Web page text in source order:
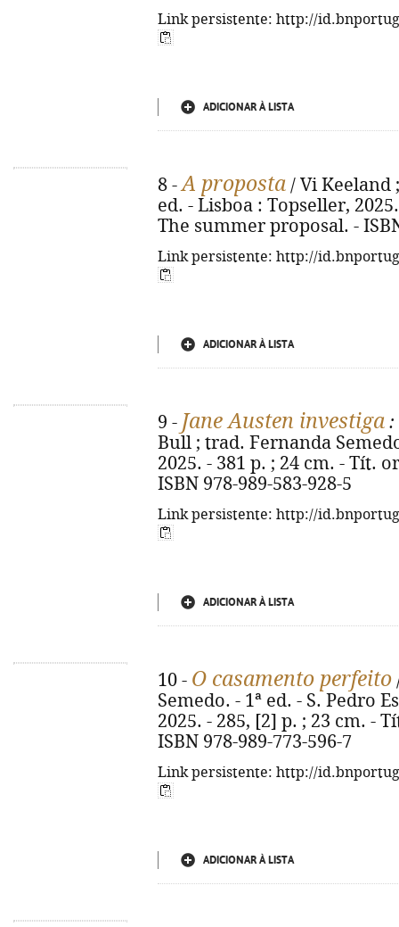
Link persistente: http://
ADICIONAR À LISTA
8 -A proposta / Vi Keeland
ed. - Lisboa : Topseller,
The summer proposal. -
Link persistente: http://
ADICIONAR À LISTA
9 - Jane Austen investiga :
Bull ; trad. Fernanda
2025. - 381 p. ; 24 cm. - Tít.
ISBN 978-989-583-928-5
Link persistente: http://
ADICIONAR À LISTA
10 - O casamento perfeito
Semedo. - 1ª ed. - S. Pedro
2025. - 285, [2] p. ; 23 cm. -
ISBN 978-989-773-596-7
Link persistente: http://
ADICIONAR À LISTA